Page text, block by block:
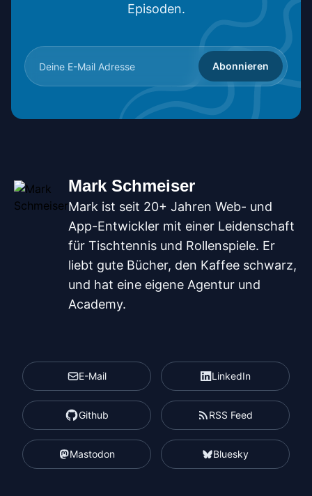
Episoden.
Abonnieren
Mark Schmeiser
Mark ist seit 20+ Jahren Web- und
App-Entwickler mit einer Leidenschaft
für Tischtennis und Rollenspiele. Er
liebt gute Bücher, den Kaffee schwarz,
und hat eine eigene Agentur und
Academy.
E-Mail LinkedIn
Github RSS Feed
Mastodon Bluesky